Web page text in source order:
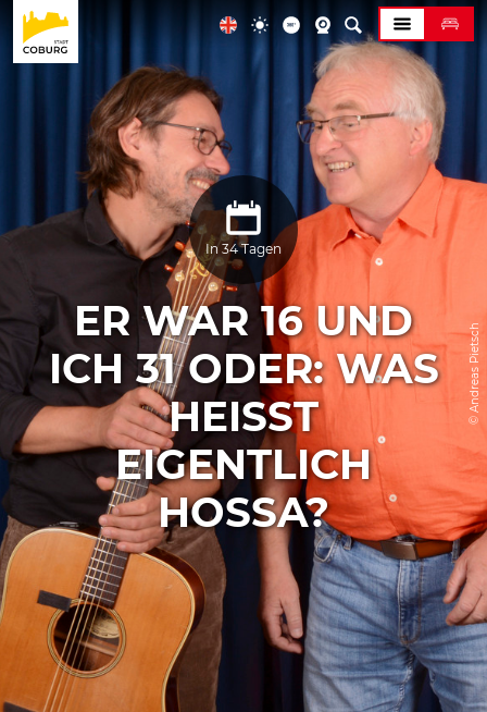
© Andreas Pietsch
In 34 Tagen
ER WAR 16 UND
ICH 31 ODER: WAS
HEISST E
IGENTLICH H
OSSA?